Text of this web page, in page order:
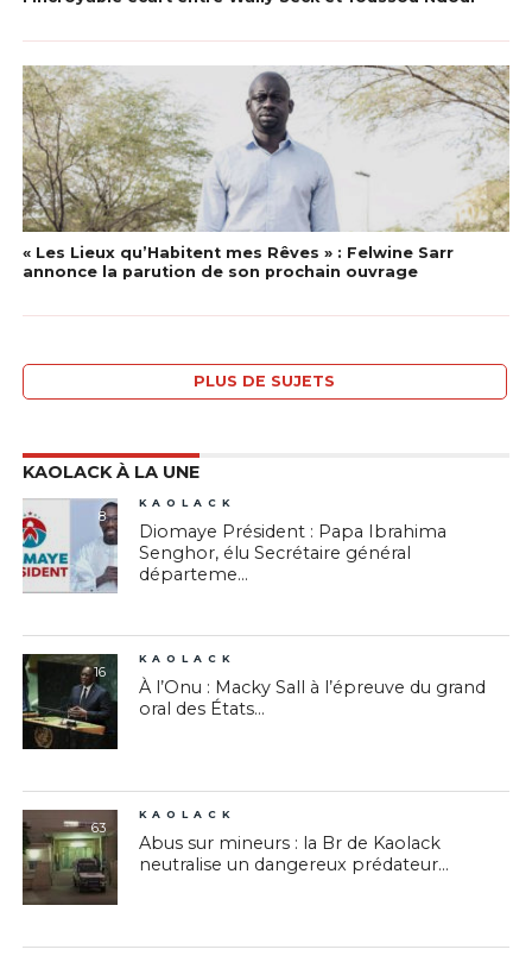
« Les Lieux qu’Habitent mes Rêves » : Felwine Sarr
annonce la parution de son prochain ouvrage
PLUS DE SUJETS
KAOLACK À LA UNE
8
KAOLACK
Diomaye Président : Papa Ibrahima
Senghor, élu Secrétaire général
départeme...
16
KAOLACK
À l’Onu : Macky Sall à l’épreuve du grand
oral des États...
63
KAOLACK
Abus sur mineurs : la Br de Kaolack
neutralise un dangereux prédateur...